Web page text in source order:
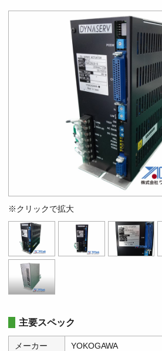
※クリックで拡大
主要スペック
メーカー YOKOGAWA